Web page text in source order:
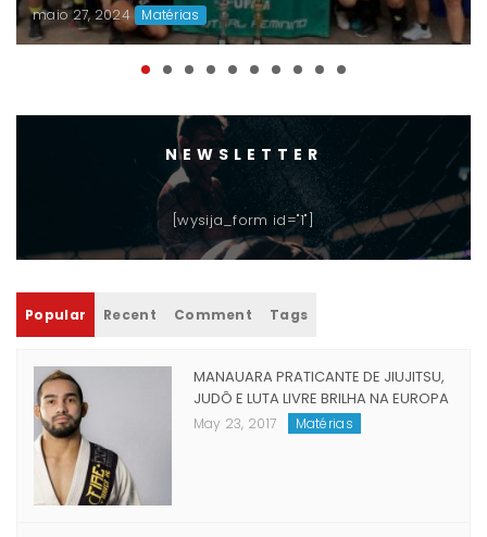
maio 27, 2024 Matérias
NEWSLETTER
[wysija_form id="1"]
Popular Recent Comment Tags
MANAUARA PRATICANTE DE JIUJITSU,
JUDÔ E LUTA LIVRE BRILHA NA EUROPA
May 23, 2017 Matérias